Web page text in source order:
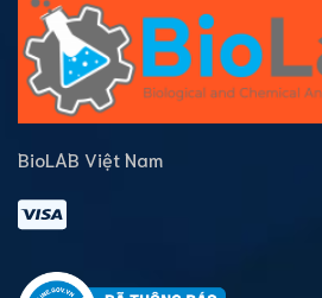
BioLAB Việt Nam